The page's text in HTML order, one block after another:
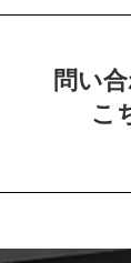
問い
こ